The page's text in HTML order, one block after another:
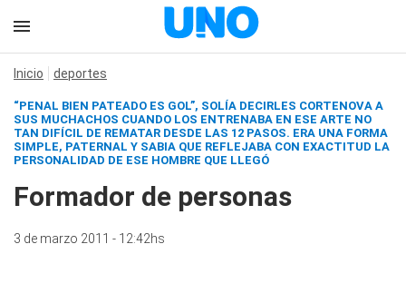
Inicio deportes
“PENAL BIEN PATEADO ES GOL”, SOLÍA DECIRLES CORTENOVA A
SUS MUCHACHOS CUANDO LOS ENTRENABA EN ESE ARTE NO
TAN DIFÍCIL DE REMATAR DESDE LAS 12 PASOS. ERA UNA FORMA
SIMPLE, PATERNAL Y SABIA QUE REFLEJABA CON EXACTITUD LA
PERSONALIDAD DE ESE HOMBRE QUE LLEGÓ
Formador de personas
3 de marzo 2011 - 12:42hs